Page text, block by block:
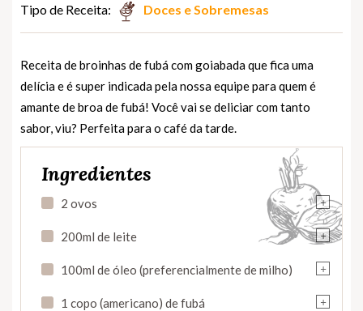
Tipo de Receita: Doces e Sobremesas
Receita de broinhas de fubá com goiabada que fica uma
delícia e é super indicada pela nossa equipe para quem é
amante de broa de fubá! Você vai se deliciar com tanto
sabor, viu? Perfeita para o café da tarde.
Ingredientes
+
2 ovos
+
200ml de leite
+
100ml de óleo (preferencialmente de milho)
+
1 copo (americano) de fubá